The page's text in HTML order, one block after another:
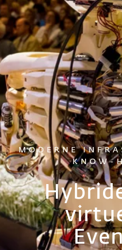
MODERNE
KNOW-